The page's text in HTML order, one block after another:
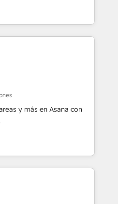
y más en Asana con